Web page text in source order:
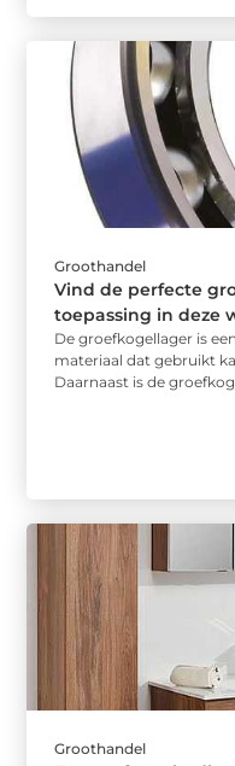
Groothandel
Vind de perfecte
toepassing in deze
De groefkogellager is
materiaal dat gebruikt
Daarnaast is de
Groothandel